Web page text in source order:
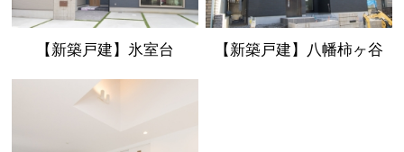
【新築戸建】氷室台 【新築戸建】八幡柿ヶ谷